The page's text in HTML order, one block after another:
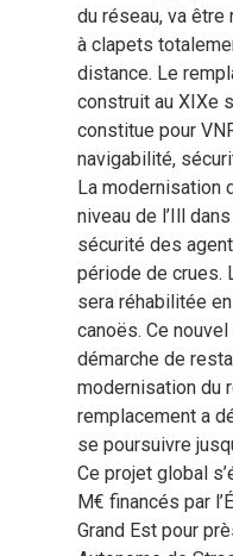
du réseau, va être
à clapets
distance. Le
construit au XIXe
constitue pour
navigabilité,
La modernisation
niveau de l’Ill
sécurité des
période de crues.
sera réhabilitée
canoës. Ce
démarche de
modernisation du
remplacement a
se poursuivre
Ce projet global
M€ financés par
Grand Est pour